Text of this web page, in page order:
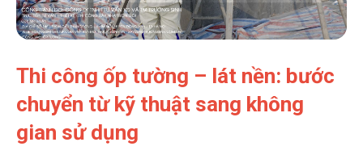
Thi công ốp tường – lát nền: bước
chuyển từ kỹ thuật sang không
gian sử dụng